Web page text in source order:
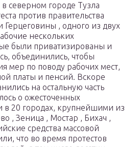
северном городе Тузла
против правительства
, одного из двух
нескольких
были приватизированы и
объединились, чтобы
мер по поводу рабочих мест,
платы и пенсий. Вскоре
на остальную часть
о ожесточенных
в 20 городах, крупнейшими из
, Зеница , Мостар , Бихач ,
средства массовой
что во время протестов